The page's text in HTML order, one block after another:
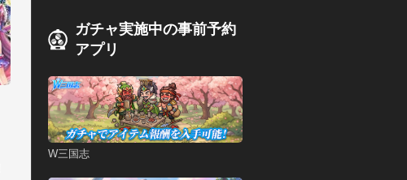
ガチャ実施中の事前予約
アプリ
W三国志